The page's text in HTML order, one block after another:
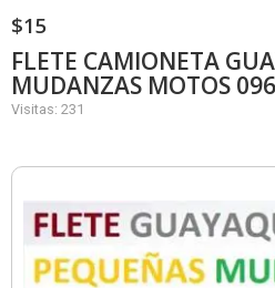
$15
FLETE CAMIONETA
MUDANZAS MOTOS
Visitas: 231